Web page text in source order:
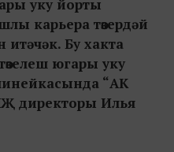
уку йорты
карьера төзердәй
Бу хакта
югары уку
“АК
директоры Илья